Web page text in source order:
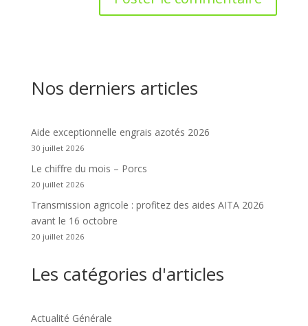
Nos derniers articles
Aide exceptionnelle engrais azotés 2026
30 juillet 2026
Le chiffre du mois – Porcs
20 juillet 2026
Transmission agricole : profitez des aides AITA 2026
avant le 16 octobre
20 juillet 2026
Les catégories d'articles
Actualité Générale